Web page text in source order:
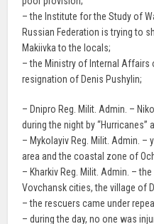
– the Institute for the Study of
Russian Federation is trying to
Makiivka to the locals;
– the Ministry of Internal Affairs
resignation of Denis Pushylin;
– Dnipro Reg. Milit. Admin. –
during the night by “Hurricanes”
– Mykolayiv Reg. Milit. Admin. –
area and the coastal zone of
– Kharkiv Reg. Milit. Admin. –
Vovchansk cities, the village of
– the rescuers came under
– during the day, no one was